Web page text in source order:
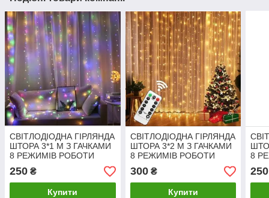
СВІТЛОДІОДНА ГІРЛЯНДА
ШТОРА 3*1 М З ГАЧКАМИ
8 РЕЖИМІВ РОБОТИ
КОЛІР РIЗНОКОЛЬОРОВI
250 ₴
Купити
СВІТЛОДІОДНА ГІРЛЯНДА
ШТОРА 3*2 М З ГАЧКАМИ
8 РЕЖИМІВ РОБОТИ
КОЛІР ТЕПЛО-ЖОВТИЙ
300₴
Купити
8
250